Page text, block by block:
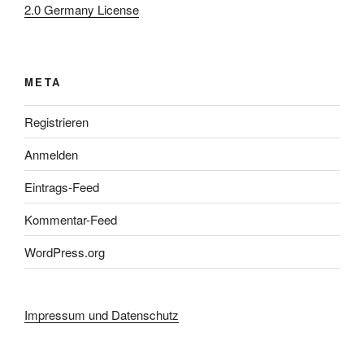
2.0 Germany License
META
Registrieren
Anmelden
Eintrags-Feed
Kommentar-Feed
WordPress.org
Impressum und Datenschutz